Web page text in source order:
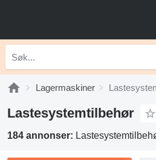
Lagermaskiner
Lastesystemtilbehør
184 annonser: